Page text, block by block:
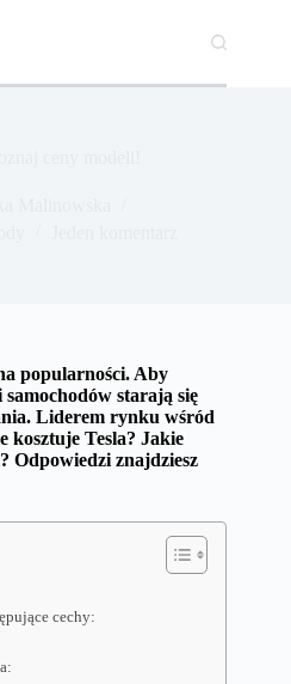
popularności. Aby
samochodów starają się
Liderem rynku wśród
kosztuje Tesla? Jakie
Odpowiedzi znajdziesz
cechy: